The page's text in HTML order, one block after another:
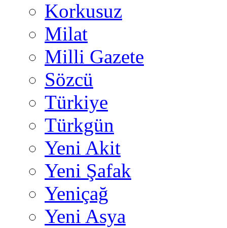
Korkusuz
Milat
Milli Gazete
Sözcü
Türkiye
Türkgün
Yeni Akit
Yeni Şafak
Yeniçağ
Yeni Asya